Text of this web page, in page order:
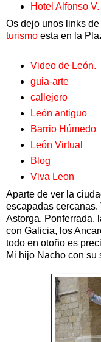
Hotel Alfonso V.
Os dejo unos links
turismo esta en la
Video de León.
guia-arte
callejero
León antiguo
Barrio Húmedo
León Virtual
Blog
Viva Leon
Aparte de ver la
escapadas cercanas.
Astorga, Ponferrada,
con Galicia, los
todo en otoño es
Mi hijo Nacho con su